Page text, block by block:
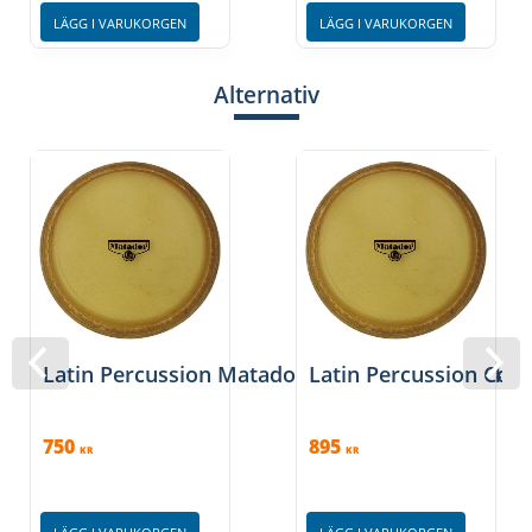
LÄGG I VARUKORGEN LÄGG I VARUKORGEN
Alternativ
Latin Percussion Matador Conga Head 11 3/4″
750 KR
Latin Percussion
895 KR